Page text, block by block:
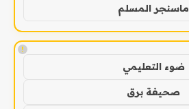
ماسنجر المسلم
!
ضوء التعليمي
صحيفة برق